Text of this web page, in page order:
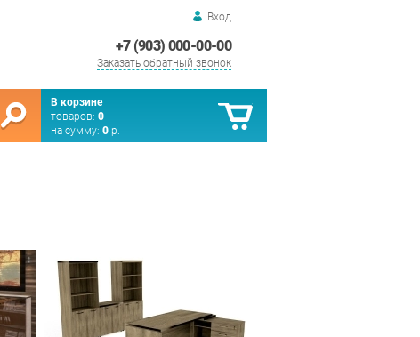
Вход
+7 (903) 000-00-00
Заказать обратный звонок
В корзине
товаров: 0
на сумму: 0 р.